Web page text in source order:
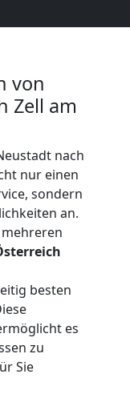
von
Zell am
nach
nur einen
sondern
an.
besten
es
zu
Sie